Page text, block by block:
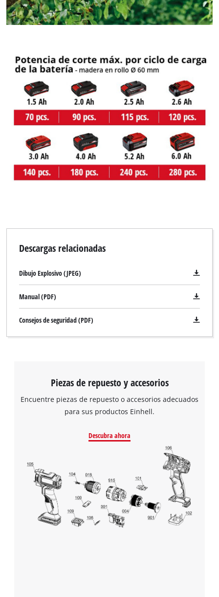
Descargas relacionadas
Dibujo Explosivo (JPEG)
Manual (PDF)
Consejos de seguridad (PDF)
Piezas de repuesto y accesorios
Encuentre piezas de repuesto o accesorios adecuados
para sus productos Einhell.
Descubra ahora